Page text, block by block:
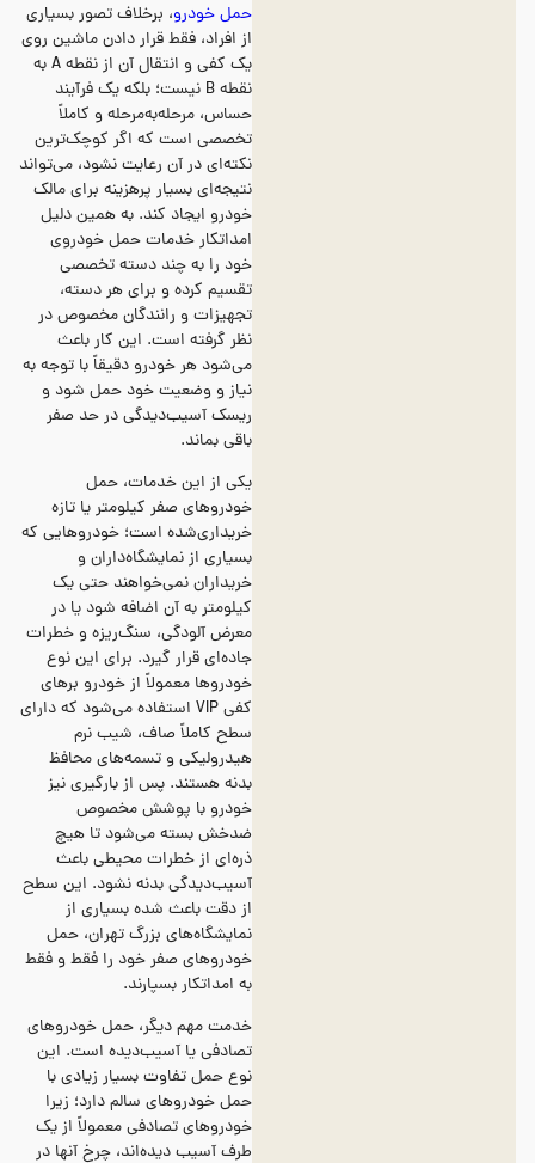
حمل خودرو، برخلاف تصور بسیاری
از افراد، فقط قرار دادن ماشین روی
یک کفی و انتقال آن از نقطه A به
نقطه B نیست؛ بلکه یک فرآیند
حساس، مرحله‌به‌مرحله و کاملاً
تخصصی است که اگر کوچک‌ترین
نکته‌ای در آن رعایت نشود، می‌تواند
نتیجه‌ای بسیار پرهزینه برای مالک
خودرو ایجاد کند. به همین دلیل
امداتکار خدمات حمل خودروی
خود را به چند دسته تخصصی
تقسیم کرده و برای هر دسته،
تجهیزات و رانندگان مخصوص در
نظر گرفته است. این کار باعث
می‌شود هر خودرو دقیقاً با توجه به
نیاز و وضعیت خود حمل شود و
ریسک آسیب‌دیدگی در حد صفر
باقی بماند.
یکی از این خدمات، حمل
خودروهای صفر کیلومتر یا تازه
خریداری‌شده است؛ خودروهایی که
بسیاری از نمایشگاه‌داران و
خریداران نمی‌خواهند حتی یک
کیلومتر به آن اضافه شود یا در
معرض آلودگی، سنگ‌ریزه و خطرات
جاده‌ای قرار گیرد. برای این نوع
خودروها معمولاً از خودرو برهای
کفی VIP استفاده می‌شود که دارای
سطح کاملاً صاف، شیب نرم
هیدرولیکی و تسمه‌های محافظ
بدنه هستند. پس از بارگیری نیز
خودرو با پوشش مخصوص
ضدخش بسته می‌شود تا هیچ
ذره‌ای از خطرات محیطی باعث
آسیب‌دیدگی بدنه نشود. این سطح
از دقت باعث شده بسیاری از
نمایشگاه‌های بزرگ تهران، حمل
خودروهای صفر خود را فقط و فقط
به امداتکار بسپارند.
خدمت مهم دیگر، حمل خودروهای
تصادفی یا آسیب‌دیده است. این
نوع حمل تفاوت بسیار زیادی با
حمل خودروهای سالم دارد؛ زیرا
خودروهای تصادفی معمولاً از یک
طرف آسیب دیده‌اند، چرخ آنها در